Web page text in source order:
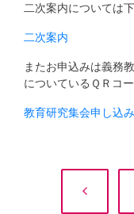
二次案内については
二次案内
またお申込みは義務
についているＱＲコ
教育研究集会申し込